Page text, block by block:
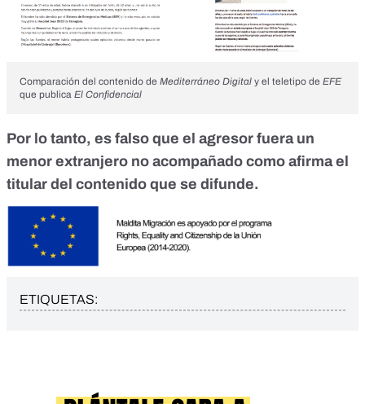
Comparación del contenido de Mediterráneo Digital y el teletipo de EFE
que publica El Confidencial
Por lo tanto, es falso que el agresor fuera un
menor extranjero no acompañado como afirma el
titular del contenido que se difunde.
ETIQUETAS: